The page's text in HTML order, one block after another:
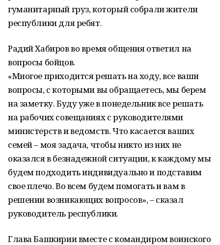
гуманитарный груз, который собрали жители
республики для ребят.
Радий Хабиров во время общения ответил на
вопросы бойцов.
«Многое приходится решать на ходу, все ваши
вопросы, с которыми вы обращаетесь, мы берем
на заметку. Буду уже в понедельник все решать
на рабочих совещаниях с руководителями
министерств и ведомств. Что касается ваших
семей – моя задача, чтобы никто из них не
оказался в безнадежной ситуации, к каждому мы
будем подходить индивидуально и подставим
свое плечо. Во всем будем помогать и вам в
решении возникающих вопросов», – сказал
руководитель республики.
Глава Башкирии вместе с командиром воинского